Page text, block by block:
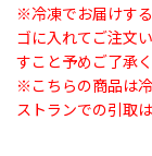
※冷凍でお届けす
ゴに入れてご注文
すこと予めご了承く
※こちらの商品は
ストランでの引取